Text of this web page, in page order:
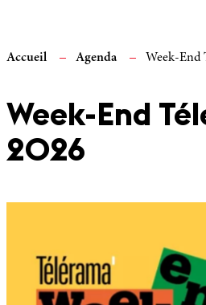
Accueil Agenda Week-End
Week-End
2026